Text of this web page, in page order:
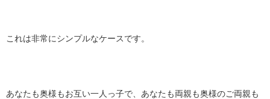
これは非常にシンプルなケースです。
あなたも奥様もお互い一人っ子で、あなたも両親も奥様のご両親も